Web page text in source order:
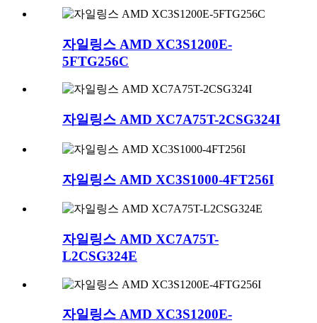
자일링스 AMD XC3S1200E-
5FTG256C
자일링스 AMD XC7A75T-2CSG324I
자일링스 AMD XC3S1000-4FT256I
자일링스 AMD XC7A75T-
L2CSG324E
자일링스 AMD XC3S1200E-